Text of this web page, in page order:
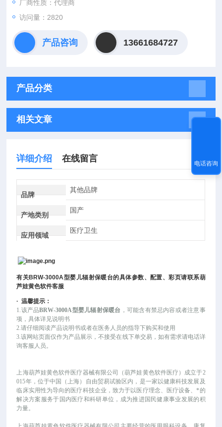
厂商性质：代理商
访问量：2820
产品咨询 13661684727
产品分类
相关文章
详细介绍 在线留言
品牌
其他品牌
产地类别
国产
应用领域
医疗卫生
有关BRW-3000A型婴儿辐射保暖台的具体参数、配置、彩页请联系葫
芦娃黄色软件客服
·温馨提示：
1.该产品BRW-3000A型婴儿辐射保暖台 ，可能含有禁忌内容或者注意事
项，具体详见说明书
2.请仔细阅读产品说明书或者在医务人员的指导下购买和使用
3.该网站页面仅作为产品展示，不接受在线下单交易，如有需求请电话详
询客服人员。
上海葫芦娃黄色软件医疗器械有限公司（葫芦娃黄色软件医疗）成立于2
015年，位于中国（上海）自由贸易试验区内，是一家以健康科技发展及
临床实用性为导向的医疗科技企业，致力于以医疗理念、医疗设备、*的
解决方案服务于国内医疗和科研单位，成为推进国民健康事业发展的积
力量。
电话咨询